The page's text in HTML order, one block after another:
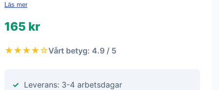
Läs mer
165 kr
★★★★☆Vårt betyg: 4.9 / 5
Leverans: 3-4 arbetsdagar